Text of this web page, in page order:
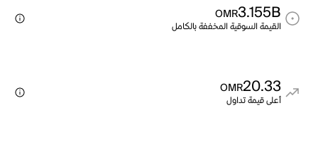
3.155B
OMR
القيمة السوقية المخففة بالكامل
20.33
OMR
أعلى قيمة تداول